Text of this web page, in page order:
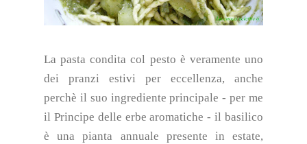
La pasta condita col pesto è veramente uno
dei pranzi estivi per eccellenza, anche
perchè il suo ingrediente principale - per me
il Principe delle erbe aromatiche - il basilico
è una pianta annuale presente in estate,